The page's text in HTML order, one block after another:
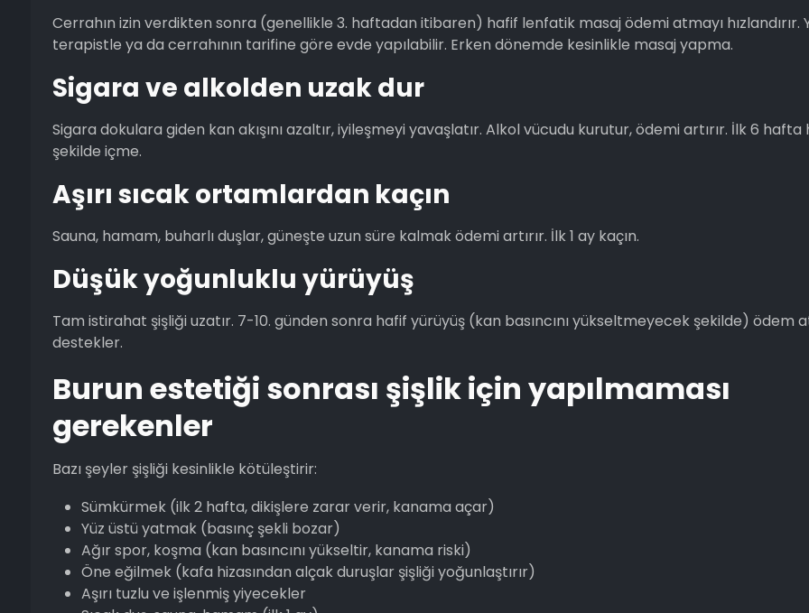
Cerrahın izin verdikten sonra (genellikle 3. haftadan itibaren) hafif lenfatik masaj ödemi atmayı hızlandırır.
terapistle ya da cerrahının tarifine göre evde yapılabilir. Erken dönemde kesinlikle masaj yapma.
Sigara ve alkolden uzak dur
Sigara dokulara giden kan akışını azaltır, iyileşmeyi yavaşlatır. Alkol vücudu kurutur, ödemi artırır. İlk 6 hafta
şekilde içme.
Aşırı sıcak ortamlardan kaçın
Sauna, hamam, buharlı duşlar, güneşte uzun süre kalmak ödemi artırır. İlk 1 ay kaçın.
Düşük yoğunluklu yürüyüş
Tam istirahat şişliği uzatır. 7-10. günden sonra hafif yürüyüş (kan basıncını yükseltmeyecek şekilde) ödem
destekler.
Burun estetiği sonrası şişlik için yapılmaması
gerekenler
Bazı şeyler şişliği kesinlikle kötüleştirir:
Sümkürmek (ilk 2 hafta, dikişlere zarar verir, kanama açar)
Yüz üstü yatmak (basınç şekli bozar)
Ağır spor, koşma (kan basıncını yükseltir, kanama riski)
Öne eğilmek (kafa hizasından alçak duruşlar şişliği yoğunlaştırır)
Aşırı tuzlu ve işlenmiş yiyecekler